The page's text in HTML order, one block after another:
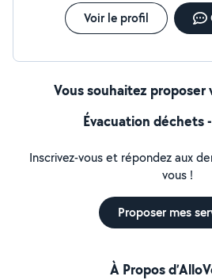
Voir le profil
Vous souhaitez proposer
Évacuation déchets
Inscrivez-vous et répondez aux
vous !
Proposer mes
À Propos